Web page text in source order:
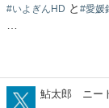
#いよぎんHD と #愛媛
ayu2048
鮎太郎 ニー